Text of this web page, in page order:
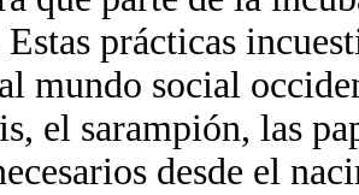
prácticas
mundo social
el sarampión, las
desde el